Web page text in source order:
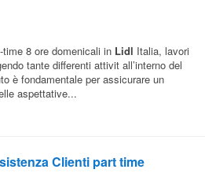
8 ore domenicali in Lidl Italia, lavori
tante differenti attivit all’interno del
è fondamentale per assicurare un
aspettative...
Clienti part time